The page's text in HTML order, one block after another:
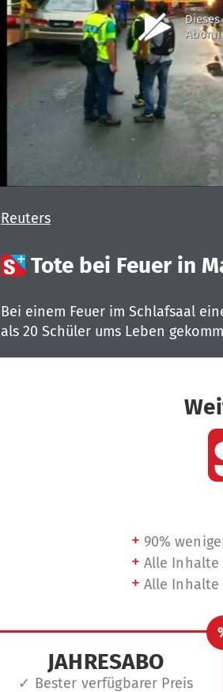
Reuters
Tote bei Feuer in
Bei einem Feuer im Schlafsaal
als 20 Schüler ums Leben